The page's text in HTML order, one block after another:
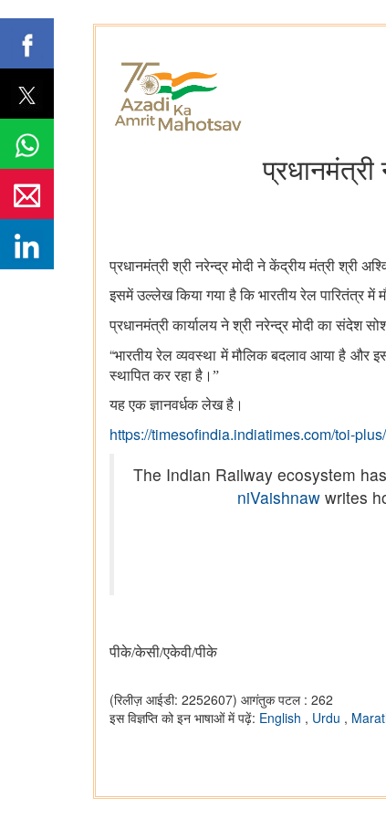
प्रधानमंत्री श्री नरेन्‍द्र मोदी ने केंद्रीय मंत्री श्री
इसमें उल्‍लेख किया गया है कि भारतीय रेल पारितंत्र में
प्रधानमंत्री कार्यालय ने श्री नरेन्‍द्र मोदी का संदेश
“भारतीय रेल व्यवस्था में मौलिक बदलाव आया है और
स्थापित कर रहा है। ”
यह एक ज्ञानवर्धक लेख है।
https://timesofindia.indiatimes.com/toi-
The Indian Railway ecosystem
niVaishnawwrites
पीके/केसी/एकेवी/पीके
(रिलीज़ आईडी: 2252607) आगंतुक पटल : 262
इस विज्ञप्ति को इन भाषाओं में पढ़ें: English , Urdu ,